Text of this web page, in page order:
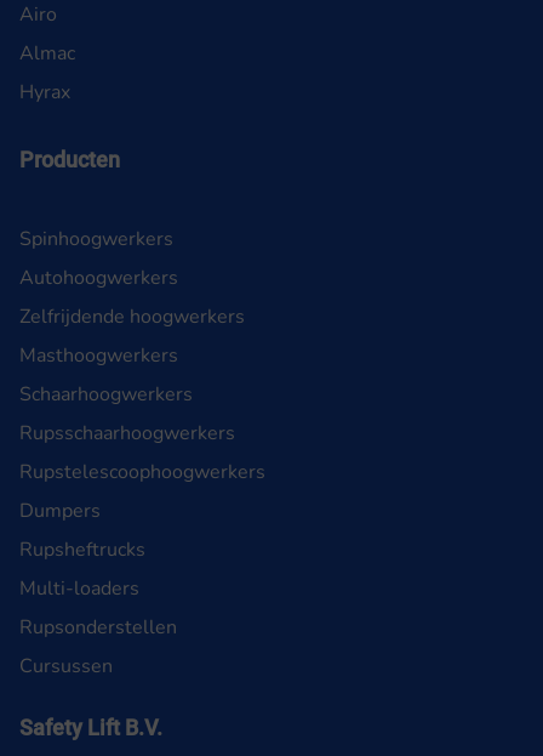
Safety Lift B.V.
Airo
Almac
Hyrax
Producten
Spinhoogwerkers
Autohoogwerkers
Zelfrijdende hoogwerkers
Masthoogwerkers
Schaarhoogwerkers
Rupsschaarhoogwerkers
Rupstelescoophoogwerkers
Dumpers
Rupsheftrucks
Multi-loaders
Rupsonderstellen
Cursussen